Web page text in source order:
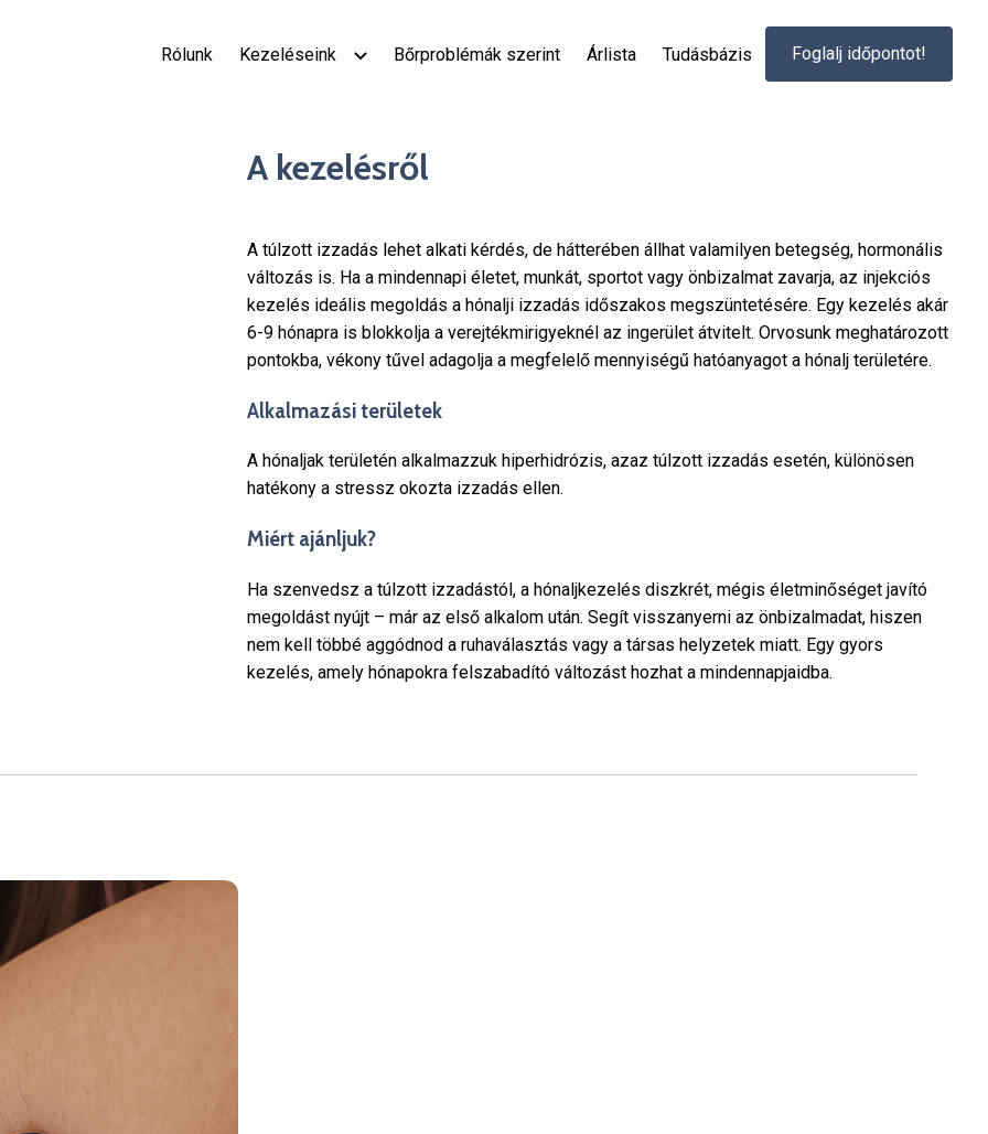
Rólunk Kezeléseink Bőrproblémák szerint Árlista Tudásbázis Foglalj időpontot!
A kezelésről
A túlzott izzadás lehet alkati kérdés, de hátterében állhat valamilyen betegség, hormonális
változás is. Ha a mindennapi életet, munkát, sportot vagy önbizalmat zavarja, az injekciós
kezelés ideális megoldás a hónalji izzadás időszakos megszüntetésére. Egy kezelés akár
6-9 hónapra is blokkolja a verejtékmirigyeknél az ingerület átvitelt. Orvosunk meghatározott
pontokba, vékony tűvel adagolja a megfelelő mennyiségű hatóanyagot a hónalj területére.
Alkalmazási területek
A hónaljak területén alkalmazzuk hiperhidrózis, azaz túlzott izzadás esetén, különösen
hatékony a stressz okozta izzadás ellen.
Miért ajánljuk?
Ha szenvedsz a túlzott izzadástól, a hónaljkezelés diszkrét, mégis életminőséget javító
megoldást nyújt – már az első alkalom után. Segít visszanyerni az önbizalmadat, hiszen
nem kell többé aggódnod a ruhaválasztás vagy a társas helyzetek miatt. Egy gyors
kezelés, amely hónapokra felszabadító változást hozhat a mindennapjaidba.